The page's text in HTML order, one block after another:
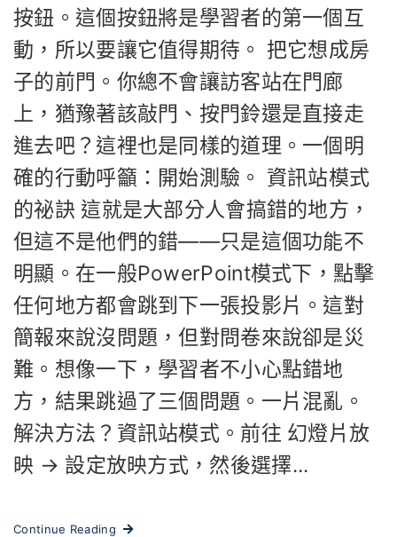
按鈕。這個按鈕將是學習者的第一個互
動，所以要讓它值得期待。 把它想成房
子的前門。你總不會讓訪客站在門廊
上，猶豫著該敲門、按門鈴還是直接走
進去吧？這裡也是同樣的道理。一個明
確的行動呼籲：開始測驗。 資訊站模式
的祕訣 這就是大部分人會搞錯的地方，
但這不是他們的錯——只是這個功能不
明顯。在一般PowerPoint模式下，點擊
任何地方都會跳到下一張投影片。這對
簡報來說沒問題，但對問卷來說卻是災
難。想像一下，學習者不小心點錯地
方，結果跳過了三個問題。一片混亂。
解決方法？資訊站模式。前往 幻燈片放
映 → 設定放映方式，然後選擇...
Continue Reading